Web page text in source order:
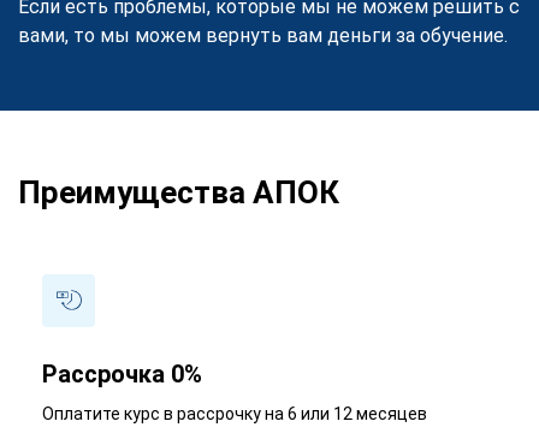
Если есть проблемы, которые мы не можем решить с
вами, то мы можем вернуть вам деньги за обучение.
Преимущества АПОК
Рассрочка 0%
Оплатите курс в рассрочку на 6 или 12 месяцев